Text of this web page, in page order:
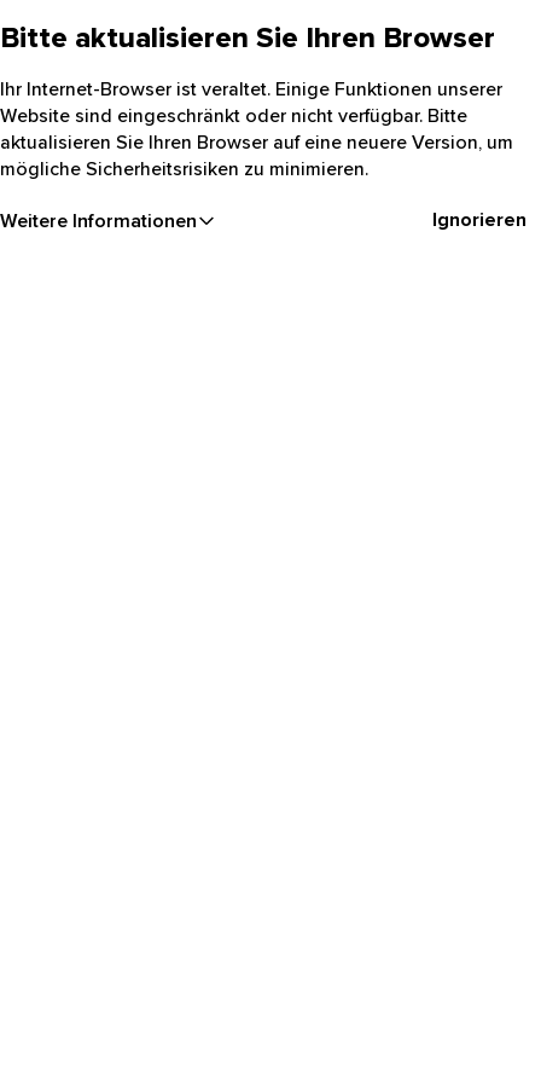
Bitte aktualisieren Sie Ihren Browser
Ihr Internet-Browser ist veraltet. Einige Funktionen unserer
Website sind eingeschränkt oder nicht verfügbar. Bitte
aktualisieren Sie Ihren Browser auf eine neuere Version, um
mögliche Sicherheitsrisiken zu minimieren.
Weitere Informationen Ignorieren